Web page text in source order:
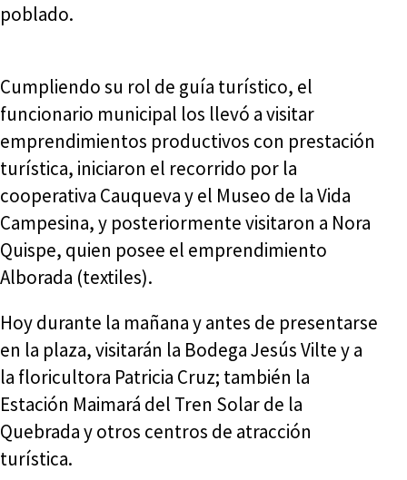
poblado.
Cumpliendo su rol de guía turístico, el
funcionario municipal los llevó a visitar
emprendimientos productivos con prestación
turística, iniciaron el recorrido por la
cooperativa Cauqueva y el Museo de la Vida
Campesina, y posteriormente visitaron a Nora
Quispe, quien posee el emprendimiento
Alborada (textiles).
Hoy durante la mañana y antes de presentarse
en la plaza, visitarán la Bodega Jesús Vilte y a
la floricultora Patricia Cruz; también la
Estación Maimará del Tren Solar de la
Quebrada y otros centros de atracción
turística.